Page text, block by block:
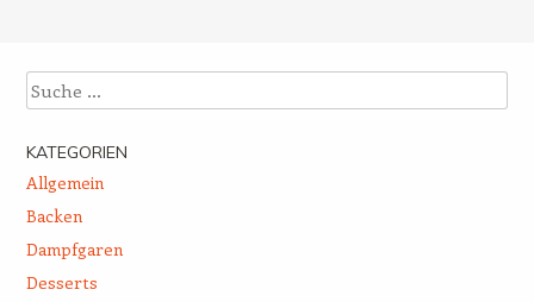
Suche
KATEGORIEN
Allgemein
Backen
Dampfgaren
Desserts